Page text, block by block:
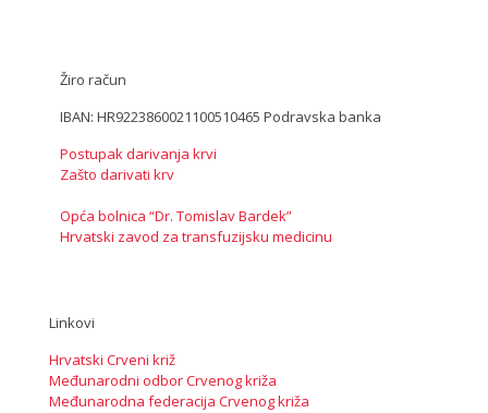
Žiro račun
IBAN: HR9223860021100510465 Podravska banka
Postupak darivanja krvi
Zašto darivati krv
Opća bolnica “Dr. Tomislav Bardek”
Hrvatski zavod za transfuzijsku medicinu
Linkovi
Hrvatski Crveni križ
Međunarodni odbor Crvenog križa
Međunarodna federacija Crvenog križa